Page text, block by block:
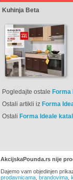
Kuhinja Beta
Pogledajte ostale Forma
Ostali artikli iz Forma
Ostali Forma Ideale
AkcijskaPounda.rs nije
Dajemo vam objedinjen
prodavnicama brandovima